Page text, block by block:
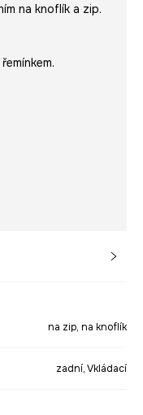
na knoflík a zip.
na zip, na knoflík
zadní, Vkládací